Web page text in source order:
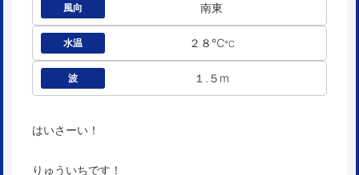
風向 南東
水温 ２８℃℃
波 １.５m
はいさーい！
りゅういちです！